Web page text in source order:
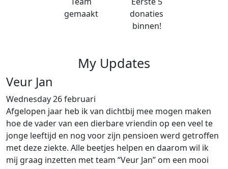
gemaakt
donaties
binnen!
My Updates
Veur Jan
Wednesday 26 februari
Afgelopen jaar heb ik van dichtbij mee mogen maken
hoe de vader van een dierbare vriendin op een veel te
jonge leeftijd en nog voor zijn pensioen werd getroffen
met deze ziekte. Alle beetjes helpen en daarom wil ik
mij graag inzetten met team “Veur Jan” om een mooi